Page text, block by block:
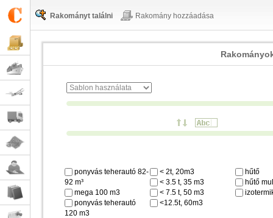
Rakományt találni Rakomány hozzáadása
ponyvás teherautó 82-
92 m³
mega 100 m3
ponyvás teherautó
120 m3
< 2t, 20m3
< 3.5 t, 35 m3
< 7.5 t, 50 m3
<12.5t, 60m3
hűtő
hűtő